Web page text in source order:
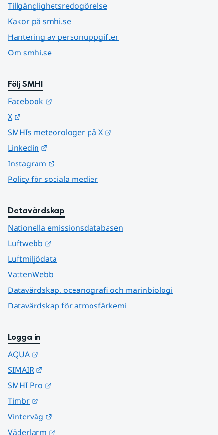
Tillgänglighetsredogörelse
Kakor på smhi.se
Hantering av personuppgifter
Om smhi.se
Följ SMHI
Facebook
X
SMHIs meteorologer på X
Linkedin
Instagram
Policy för sociala medier
Datavärdskap
Nationella emissionsdatabasen
Luftwebb
Luftmiljödata
VattenWebb
Datavärdskap, oceanografi och marinbiologi
Datavärdskap för atmosfärkemi
Logga in
AQUA
SIMAIR
SMHI Pro
Timbr
Vinterväg
Väderlarm